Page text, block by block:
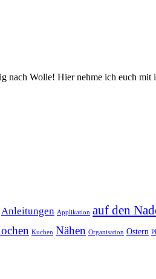
Wolle! Hier nehme ich euch mit
Anleitungen Applikation auf den
Kuchen Nähen Organisation Ostern